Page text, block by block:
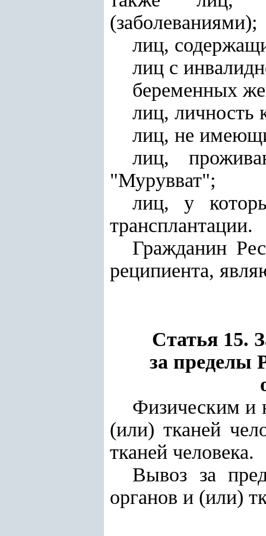
(заболеваниями);
лиц,
лиц с
беременных
лиц, личность
лиц, не
лиц,
"Мурувват";
лиц, у
трансплантации.
Гражданин
реципиента,
Статья 15.
за пределы
Физическим и
(или) тканей
тканей человека.
Вывоз за
органов и (или)